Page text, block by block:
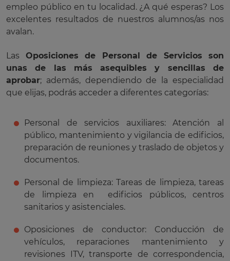
empleo público en tu localidad. ¿A qué esperas? Los
excelentes resultados de nuestros alumnos/as nos
avalan.
Las Oposiciones de Personal de Servicios son
unas de las más asequibles y sencillas de
aprobar; además, dependiendo de la especialidad
que elijas, podrás acceder a diferentes categorías:
Personal de servicios auxiliares: Atención al
público, mantenimiento y vigilancia de edificios,
preparación de reuniones y traslado de objetos y
documentos.
Personal de limpieza: Tareas de limpieza, tareas
de limpieza en edificios públicos, centros
sanitarios y asistenciales.
Oposiciones de conductor: Conducción de
vehículos, reparaciones mantenimiento y
revisiones ITV, transporte de correspondencia,